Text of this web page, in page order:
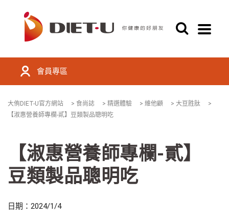
會員專區
大侑DIET-U官方網站 > 食尚誌 > 精選體驗 > 維他顧 > 大豆胜肽
>
【淑惠營養師專欄-貳】豆類製品聰明吃
【淑惠營養師專欄-貳】
豆類製品聰明吃
日期：2024/1/4